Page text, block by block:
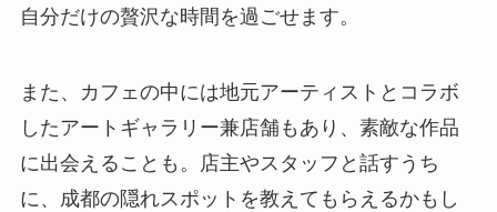
自分だけの贅沢な時間を過ごせます。
また、カフェの中には地元アーティストとコラボ
したアートギャラリー兼店舗もあり、素敵な作品
に出会えることも。店主やスタッフと話すうち
に、成都の隠れスポットを教えてもらえるかもし